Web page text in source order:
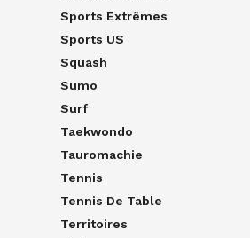
Sports Extrêmes
Sports US
Squash
Sumo
Surf
Taekwondo
Tauromachie
Tennis
Tennis De Table
Territoires